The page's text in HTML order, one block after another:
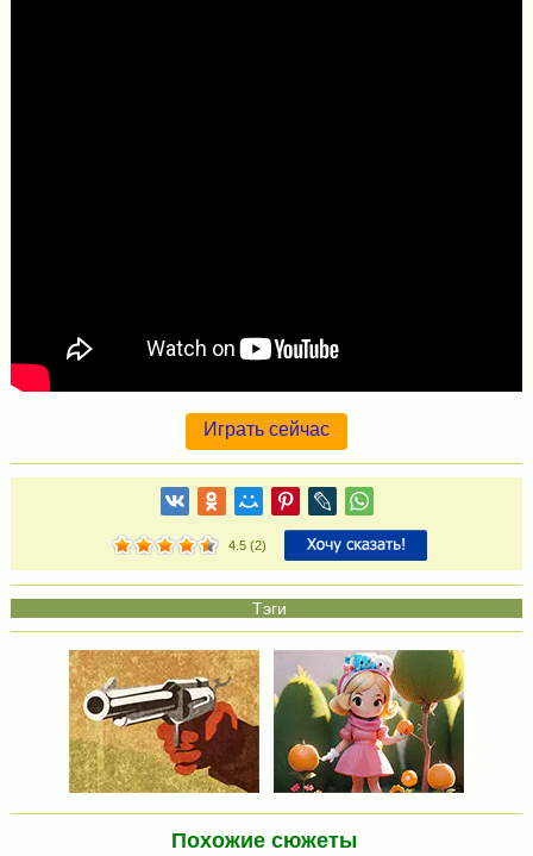
Играть сейчас
4.5(2)
Похожие сюжеты